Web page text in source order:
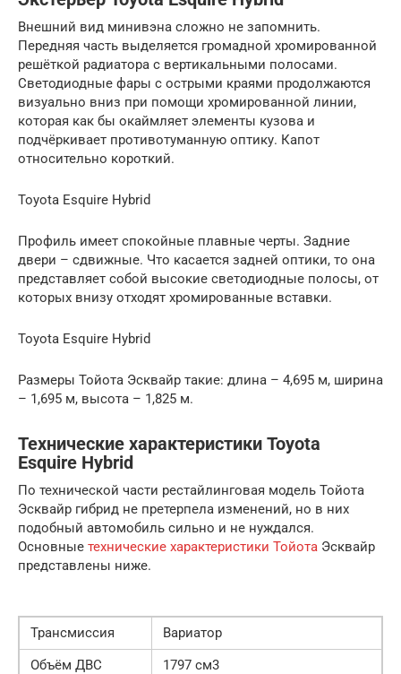
Внешний вид минивэна сложно не запомнить.
Передняя часть выделяется громадной хромированной
решёткой радиатора с вертикальными полосами.
Светодиодные фары с острыми краями продолжаются
визуально вниз при помощи хромированной линии,
которая как бы окаймляет элементы кузова и
подчёркивает противотуманную оптику. Капот
относительно короткий.
Toyota Esquire Hybrid
Профиль имеет спокойные плавные черты. Задние
двери – сдвижные. Что касается задней оптики, то она
представляет собой высокие светодиодные полосы, от
которых внизу отходят хромированные вставки.
Toyota Esquire Hybrid
Размеры Тойота Эсквайр такие: длина – 4,695 м, ширина
– 1,695 м, высота – 1,825 м.
Технические характеристики Toyota
Esquire Hybrid
По технической части рестайлинговая модель Тойота
Эсквайр гибрид не претерпела изменений, но в них
подобный автомобиль сильно и не нуждался.
Основные технические характеристики Тойота Эсквайр
представлены ниже.
Трансмиссия
Вариатор
Объём ДВС
1797 см3